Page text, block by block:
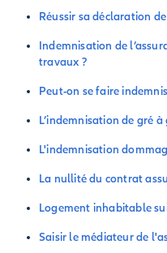
Réussir sa déclaration
Indemnisation de
travaux ?
Peut-on se faire
L’indemnisation de gré à
L'indemnisation
La nullité du contrat
Logement inhabitable
Saisir le médiateur de